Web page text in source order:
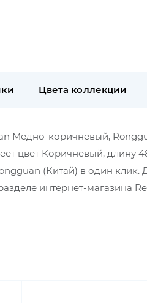
Цвета коллекции
Медно-коричневый,
цвет Коричневый,
(Китай) в один
интернет-магазина